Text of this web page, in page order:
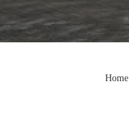
Home